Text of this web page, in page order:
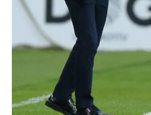
Çerezlere ilişkin tercihlerinizi
vasıtasıyla belirleyebilirsiniz.
için Ayarlar butonuna tıklayabilir,
Metnimiziziyaret edebilirsiniz.
6698 sayılı Kişisel Verilerin
hazırlanmış Aydınlatma
ilgili mevzuata uygun olarak